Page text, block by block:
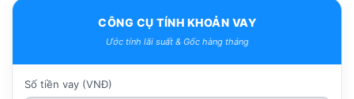
CÔNG CỤ TÍNH KHOẢN VAY
Ước tính lãi suất & Gốc hàng tháng
Số tiền vay (VNĐ)